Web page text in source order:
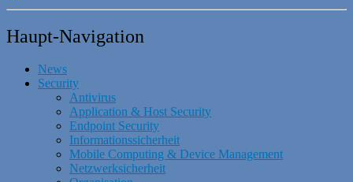
Haupt-Navigation
News
Security
Antivirus
Application & Host Security
Endpoint Security
Informationssicherheit
Mobile Computing & Device Management
Netzwerksicherheit